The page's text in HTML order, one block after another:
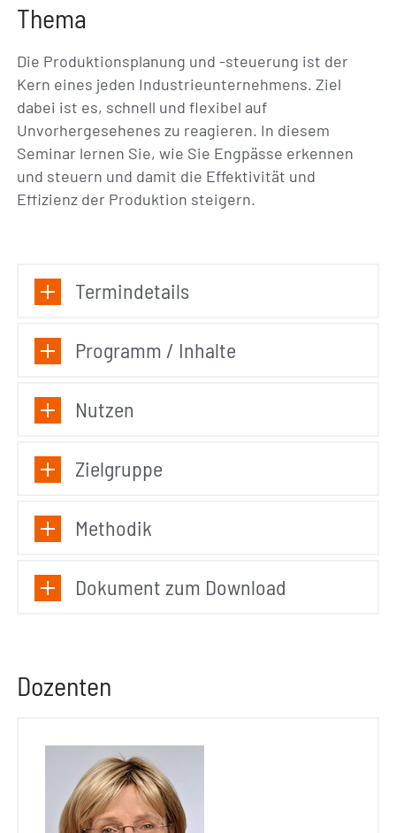
Thema
Die Produktionsplanung und -steuerung ist der
Kern eines jeden Industrieunternehmens. Ziel
dabei ist es, schnell und flexibel auf
Unvorhergesehenes zu reagieren. In diesem
Seminar lernen Sie, wie Sie Engpässe erkennen
und steuern und damit die Effektivität und
Effizienz der Produktion steigern.
Termindetails
Programm / Inhalte
Nutzen
Zielgruppe
Methodik
Dokument zum Download
Dozenten